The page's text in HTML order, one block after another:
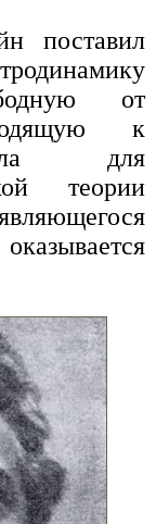
поставил
от
к
для
теории